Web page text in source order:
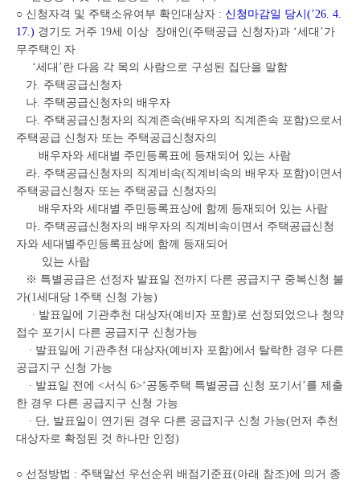
○ 신청자격 및 주택소유여부 확인대상자 : 신청마감일 당시(’26. 4.
17.) 경기도 거주 19세 이상 장애인(주택공급 신청자)과 ‘세대’가
무주택인 자
‘세대’란 다음 각 목의 사람으로 구성된 집단을 말함
가. 주택공급신청자
나. 주택공급신청자의 배우자
다. 주택공급신청자의 직계존속(배우자의 직계존속 포함)으로서
주택공급 신청자 또는 주택공급신청자의
배우자와 세대별 주민등록표에 등재되어 있는 사람
라. 주택공급신청자의 직계비속(직계비속의 배우자 포함)이면서
주택공급신청자 또는 주택공급 신청자의
배우자와 세대별 주민등록표상에 함께 등재되어 있는 사람
마. 주택공급신청자의 배우자의 직계비속이면서 주택공급신청
자와 세대별주민등록표상에 함께 등재되어
있는 사람
※ 특별공급은 선정자 발표일 전까지 다른 공급지구 중복신청 불
가(1세대당 1주택 신청 가능)
∙ 발표일에 기관추천 대상자(예비자 포함)로 선정되었으나 청약
접수 포기시 다른 공급지구 신청가능
∙ 발표일에 기관추천 대상자(예비자 포함)에서 탈락한 경우 다른
공급지구 신청 가능
∙ 발표일 전에 <서식 6>‘공동주택 특별공급 신청 포기서’를 제출
한 경우 다른 공급지구 신청 가능
∙ 단, 발표일이 연기된 경우 다른 공급지구 신청 가능(먼저 추천
대상자로 확정된 것 하나만 인정)
○ 선정방법 : 주택알선 우선순위 배점기준표(아래 참조)에 의거 종